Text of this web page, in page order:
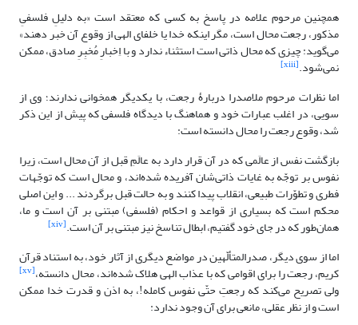
همچنین مرحوم علامه در پاسخ به کسی که معتقد است «به دلیلِ فلسفیِ
مذکور، رجعت محال است، مگر اینکه خدا یا خلفای الهی از وقوع آن خبر دهند»
می‌گوید: چیزی که محال ذاتی است استثناء ندارد و با اِخبارِ مُخبِرِ صادق، ممکن
نمی‌شود.[xiii]
اما نظرات مرحوم ملاصدرا دربارۀ رجعت، با یکدیگر همخوانی ندارند؛ وی از
سویی، در اغلب عبارات خود و هماهنگ با دیدگاه فلسفی که پیش از این ذکر
شد‌، وقوع رجعت را محال دانسته است:
بازگشت نفس از عالَمی که در آن قرار دارد به عالَمِ قبل از آن محال است، زیرا
نفوس بر توجّه به غایات ذاتی‌شان آفریده شده‌اند، و محال است که توجّهات
فطری و تطوّرات طبیعی، انقلاب پیدا کنند و به حالت قبل برگردند ... و این اصلی
محکم است که بسیاری از قواعد و احکام (فلسفی) مبتنی بر آن است و ما،
همان‌طور که در جای خود گفتیم، ابطال تناسخ نیز مبتنی بر آن است.[xiv]
اما از سوی دیگر، صدرالمتألّهین در مواضع دیگری از آثار خود، به استناد قرآن
کریم، رجعت را برای اقوامی که با عذاب الهی هلاک شده‌اند، محال دانسته،[xv]
ولی تصریح می‌کند که رجعتِ حتّی نفوس کامله!، به اذن و قدرت خدا ممکن
است و از نظر عقلی، مانعی برای آن وجود ندارد: